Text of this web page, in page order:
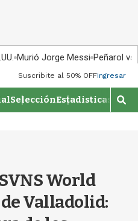
Murió Jorge Messi Peñarol
Suscribite al 50% OFFIngresar
SelecciónEstadisticas
M
o
World
Valladolid: